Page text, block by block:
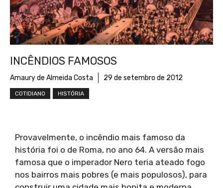
INCÊNDIOS FAMOSOS
Amaury de Almeida Costa 29 de setembro de 2012
COTIDIANO HISTÓRIA
Provavelmente, o incêndio mais famoso da
história foi o de Roma, no ano 64. A versão mais
famosa que o imperador Nero teria ateado fogo
nos bairros mais pobres (e mais populosos), para